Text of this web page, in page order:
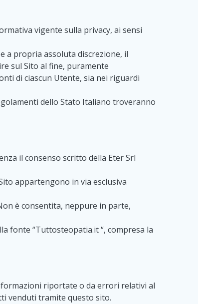
vigente sulla privacy, ai sensi
a propria assoluta discrezione, il
sul Sito al fine, puramente
di ciascun Utente, sia nei riguardi
dello Stato Italiano troveranno
il consenso scritto della Eter Srl
appartengono in via esclusiva
è consentita, neppure in parte,
fonte “Tuttosteopatia.it “, compresa la
riportate o da errori relativi al
venduti tramite questo sito.